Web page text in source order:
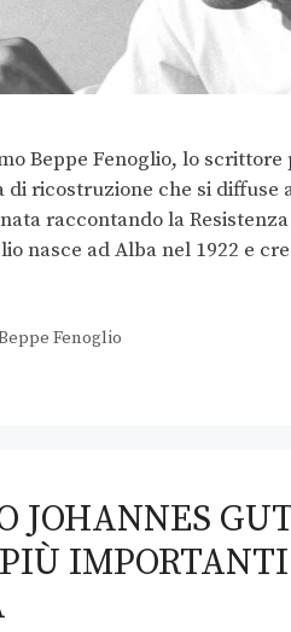
Beppe Fenoglio, lo scrittore
ricostruzione che si diffuse
raccontando la
nasce ad Alba nel 1922 e
Fenoglio
JOHANNES